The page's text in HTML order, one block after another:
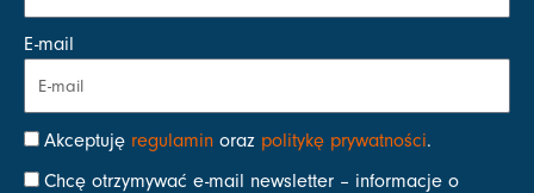
E-mail
Akceptuję regulamin oraz politykę prywatności.
Chcę otrzymywać e-mail newsletter – informacje o